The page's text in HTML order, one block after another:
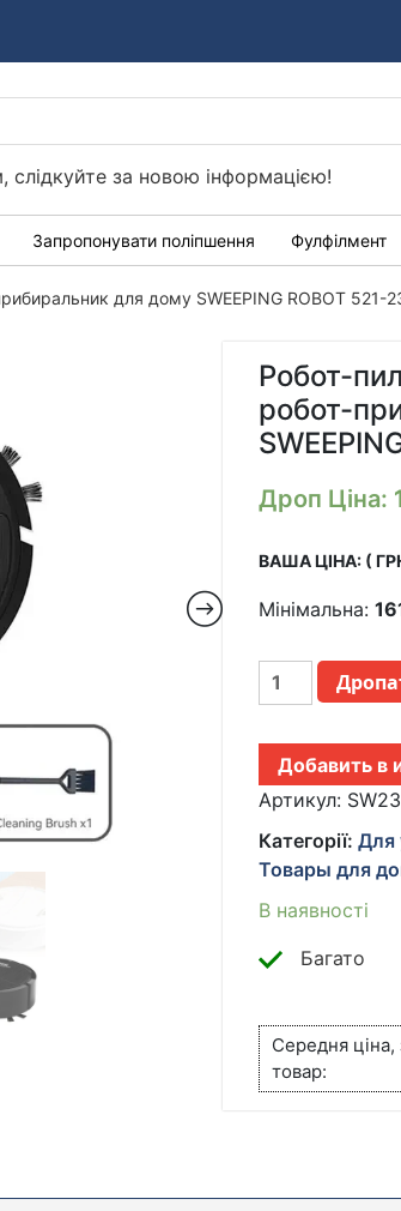
за новою інформацією!
Запропонувати поліпшення Фулфілмент
для дому SWEEPING ROBOT 521-
Робот-
робот-
Дроп Ціна:
ВАША ЦІНА: (
Мінімальна:
РОБОТ
ПЫЛЕСОС
3
1
РОБОТ-
УБОРЩИК
ДЛЯ
ДОМА
SWEEPING
ROBOT
2345
ЧЕРНЫЙ
КІЛЬКІСТЬ
Добавить в
Артикул:
Категорії:Для
Товары для
В наявності
Багато
Середня
товар: